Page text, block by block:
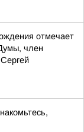
отмечает
член